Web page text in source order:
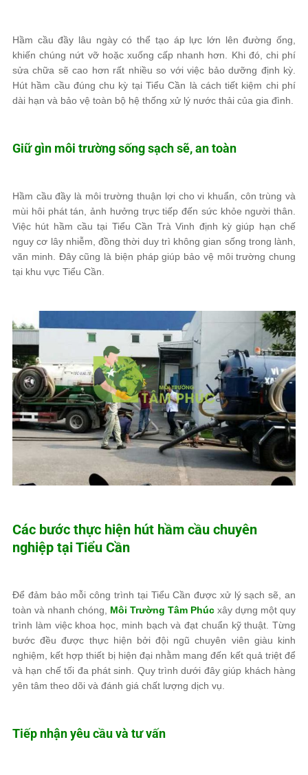
Hầm cầu đầy lâu ngày có thể tạo áp lực lớn lên đường ống,
khiến chúng nứt vỡ hoặc xuống cấp nhanh hơn. Khi đó, chi phí
sửa chữa sẽ cao hơn rất nhiều so với việc bảo dưỡng định kỳ.
Hút hầm cầu đúng chu kỳ tại Tiểu Cần là cách tiết kiệm chi phí
dài hạn và bảo vệ toàn bộ hệ thống xử lý nước thải của gia đình.
Giữ gìn môi trường sống sạch sẽ, an toàn
Hầm cầu đầy là môi trường thuận lợi cho vi khuẩn, côn trùng và
mùi hôi phát tán, ảnh hưởng trực tiếp đến sức khỏe người thân.
Việc hút hầm cầu tại Tiểu Cần Trà Vinh định kỳ giúp hạn chế
nguy cơ lây nhiễm, đồng thời duy trì không gian sống trong lành,
văn minh. Đây cũng là biện pháp giúp bảo vệ môi trường chung
tại khu vực Tiểu Cần.
Các bước thực hiện hút hầm cầu chuyên
nghiệp tại Tiểu Cần
Để đảm bảo mỗi công trình tại Tiểu Cần được xử lý sạch sẽ, an
toàn và nhanh chóng, Môi Trường Tâm Phúc xây dựng một quy
trình làm việc khoa học, minh bạch và đạt chuẩn kỹ thuật. Từng
bước đều được thực hiện bởi đội ngũ chuyên viên giàu kinh
nghiệm, kết hợp thiết bị hiện đại nhằm mang đến kết quả triệt để
và hạn chế tối đa phát sinh. Quy trình dưới đây giúp khách hàng
yên tâm theo dõi và đánh giá chất lượng dịch vụ.
Tiếp nhận yêu cầu và tư vấn